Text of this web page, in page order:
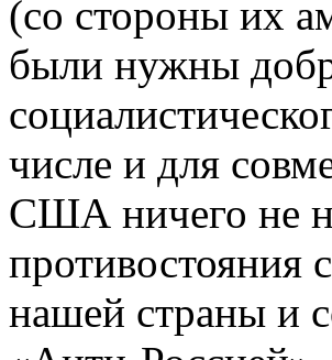
(со стороны их
были нужны
числе и для
США ничего не
противостояния
нашей страны и